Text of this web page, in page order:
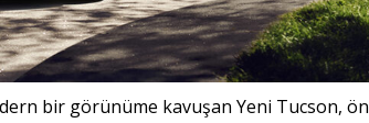
bir görünüme kavuşan Yeni Tucson, ön